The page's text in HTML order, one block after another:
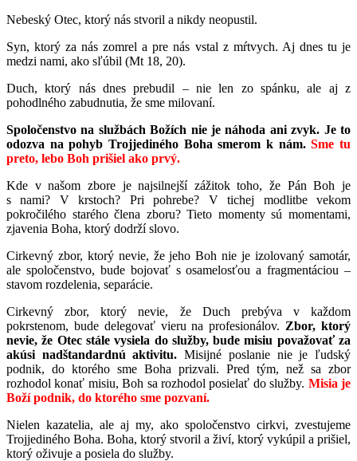
Nebeský Otec, ktorý nás stvoril a nikdy neopustil.
Syn, ktorý za nás zomrel a pre nás vstal z mŕtvych. Aj dnes tu je
medzi nami, ako sľúbil (Mt 18, 20).
Duch, ktorý nás dnes prebudil – nie len zo spánku, ale aj z
pohodlného zabudnutia, že sme milovaní.
Spoločenstvo na službách Božích nie je náhoda ani zvyk. Je to
odozva na pohyb Trojjediného Boha smerom k nám.Sme tu
preto, lebo Boh prišiel ako prvý.
Kde v našom zbore je najsilnejší zážitok toho, že Pán Boh je
s nami? V krstoch? Pri pohrebe? V tichej modlitbe vekom
pokročilého starého člena zboru? Tieto momenty sú momentami,
zjavenia Boha, ktorý dodrží slovo.
Cirkevný zbor, ktorý nevie, že jeho Boh nie je izolovaný samotár,
ale spoločenstvo, bude bojovať s osamelosťou a fragmentáciou –
stavom rozdelenia, separácie.
Cirkevný zbor, ktorý nevie, že Duch prebýva v každom
pokrstenom, bude delegovať vieru na profesionálov. Zbor, ktorý
nevie, že Otec stále vysiela do služby, bude misiu považovať za
akúsi nadštandardnú aktivitu. Misijné poslanie nie je ľudský
podnik, do ktorého sme Boha prizvali. Pred tým, než sa zbor
rozhodol konať misiu, Boh sa rozhodol posielať do služby. Misia je
Boží podnik, do ktorého sme pozvaní.
Nielen kazatelia, ale aj my, ako spoločenstvo cirkvi, zvestujeme
Trojjediného Boha. Boha, ktorý stvoril a živí, ktorý vykúpil a prišiel,
ktorý oživuje a posiela do služby.